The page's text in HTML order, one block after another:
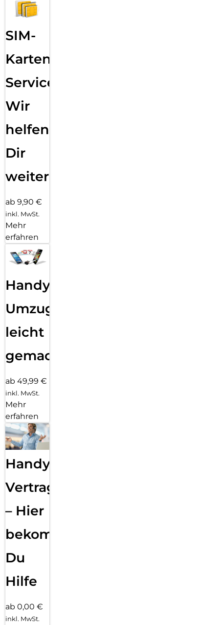
SIM-
Karten
Service:
Wir
helfen
Dir
weiter
ab 9,90 €
inkl. MwSt.
Mehr
erfahren
Handy
Umzug
leicht
gemacht!
ab 49,99 €
inkl. MwSt.
Mehr
erfahren
Handy
Vertragsabwicklung
– Hier
bekommst
Du
Hilfe
ab 0,00 €
inkl. MwSt.